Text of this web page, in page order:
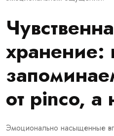
хранение:
от pinco, а
Эмоционально насыщенные